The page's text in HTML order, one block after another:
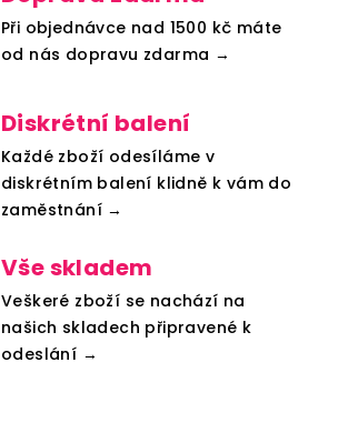
Při objednávce nad 1500 kč máte
od nás dopravu zdarma →
Diskrétní balení
Každé zboží odesíláme v
diskrétním balení klidně k vám do
zaměstnání →
Vše skladem
Veškeré zboží se nachází na
našich skladech připravené k
odeslání →